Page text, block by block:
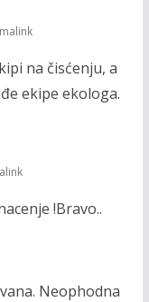
na čisćenju, a
ekipe ekologa.
!Bravo..
Neophodna